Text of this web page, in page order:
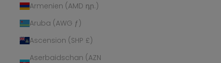
Armenien (AMD դր.)
Aruba (AWG ƒ)
Ascension (SHP £)
Aserbaidschan (AZN